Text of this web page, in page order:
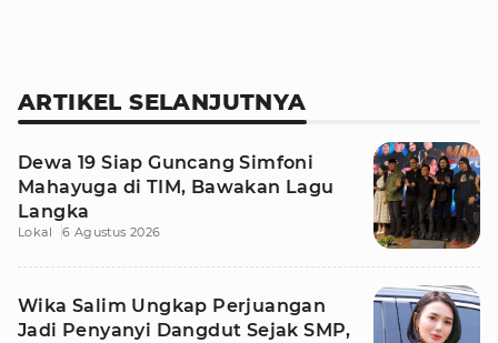
ARTIKEL SELANJUTNYA
Dewa 19 Siap Guncang Simfoni
Mahayuga di TIM, Bawakan Lagu
Langka
Lokal 6 Agustus 2026
Wika Salim Ungkap Perjuangan
Jadi Penyanyi Dangdut Sejak SMP,